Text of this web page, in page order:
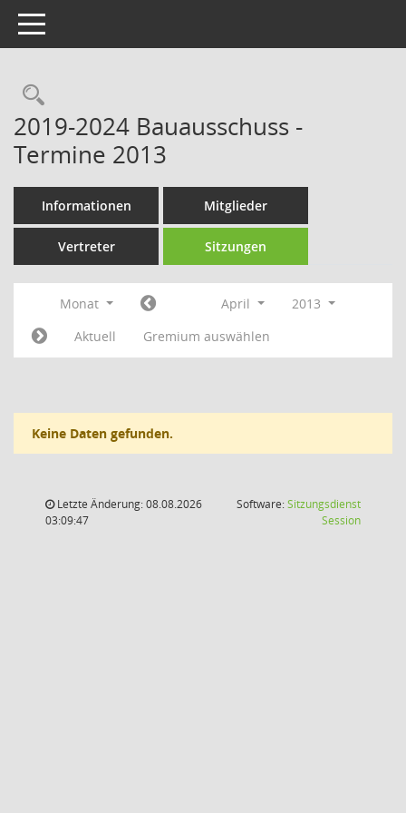
Toggle navigation
Rechercheauswahl
2019-2024 Bauausschuss -
Termine 2013
Informationen Mitglieder
Vertreter Sitzungen
Monat April
2013
Aktuell
Gremium auswählen
Keine Daten gefunden.
Letzte Änderung: 08.08.2026
03:09:47
Software:Sitzungsdienst
Session(Wird in